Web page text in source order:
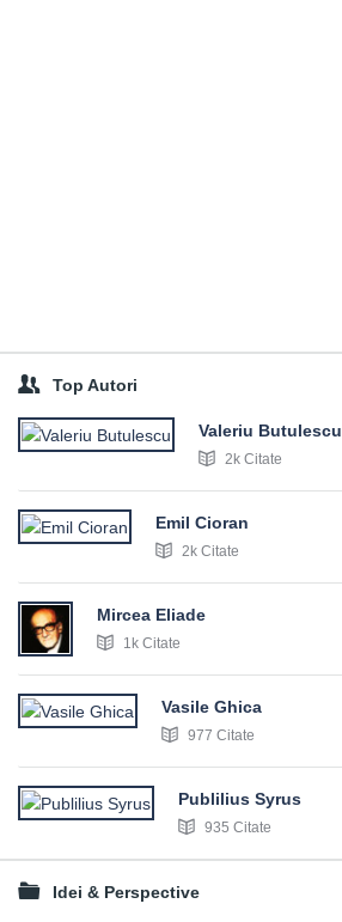
Top Autori
Valeriu Butulescu
2k Citate
Emil Cioran
2k Citate
Mircea Eliade
1k Citate
Vasile Ghica
977 Citate
Publilius Syrus
935 Citate
Idei & Perspective